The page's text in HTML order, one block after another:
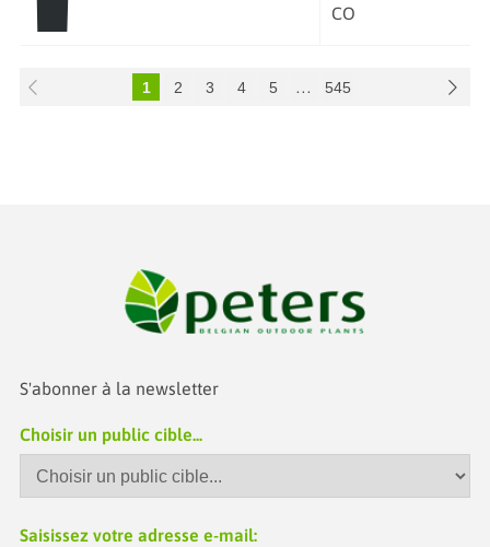
CO
1 2 3 4 5 ... 545
S'abonner à la newsletter
Choisir un public cible...
Saisissez votre adresse e-mail: